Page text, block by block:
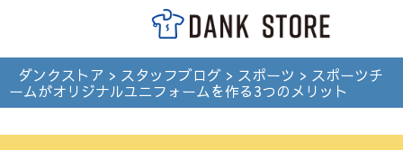
ダンクストア > スタッフブログ > スポーツ > スポーツチ
ームがオリジナルユニフォームを作る3つのメリット